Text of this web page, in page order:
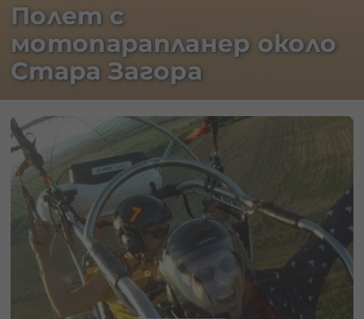
Полет с
мотопарапланер около
Стара Загора